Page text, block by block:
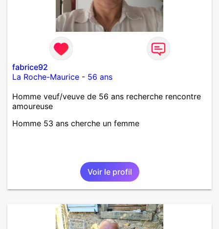
fabrice92
La Roche-Maurice - 56 ans
Homme veuf/veuve de 56 ans recherche rencontre
amoureuse
Homme 53 ans cherche un femme
Voir le profil